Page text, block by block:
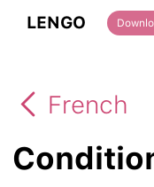
LENGO
French